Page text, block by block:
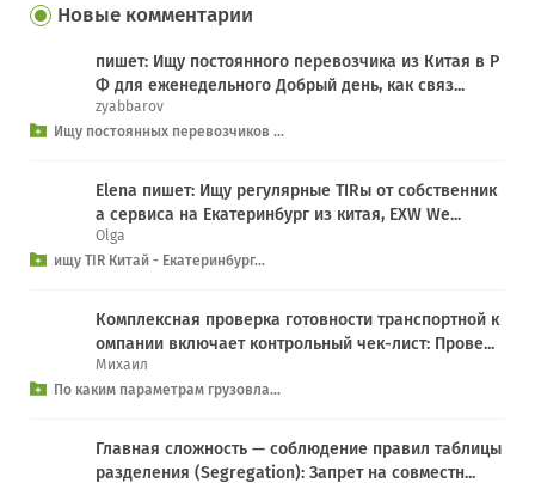
Новые комментарии
пишет: Ищу постоянного перевозчика из Китая в Р
Ф для еженедельного Добрый день, как связ...
zyabbarov
Ищу постоянных перевозчиков ...
Elena пишет: Ищу регулярные TIRы от собственник
а сервиса на Екатеринбург из китая, EXW We...
Olga
ищу TIR Китай - Екатеринбург...
Комплексная проверка готовности транспортной к
омпании включает контрольный чек-лист: Прове...
Михаил
По каким параметрам грузовла...
Главная сложность — соблюдение правил таблицы
разделения (Segregation): Запрет на совместн...